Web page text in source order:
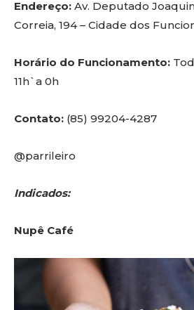
Endereço: Av. Deputado
Correia, 194 – Cidade dos
Horário do Funcionamento:
11h`a 0h
Contato: (85) 99204-4287
@parrileiro
Indicados:
Nupê Café